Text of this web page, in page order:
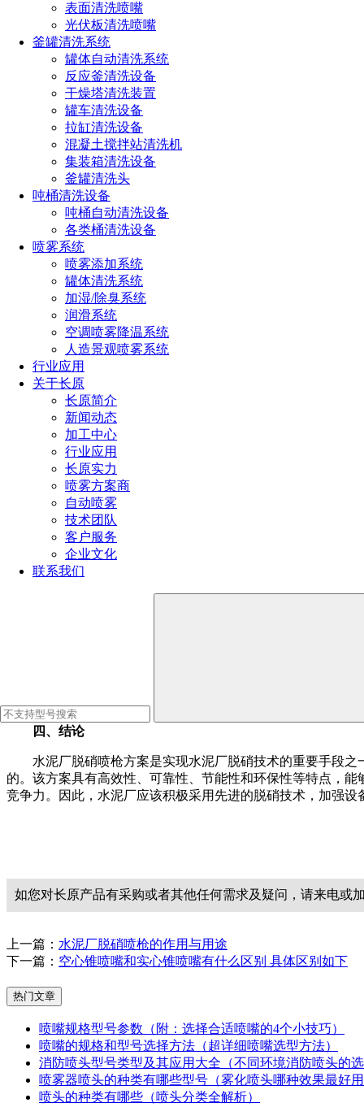
表面清洗喷嘴
光伏板清洗喷嘴
釜罐清洗系统
罐体自动清洗系统
反应釜清洗设备
干燥塔清洗装置
罐车清洗设备
拉缸清洗设备
混凝土搅拌站清洗机
集装箱清洗设备
釜罐清洗头
吨桶清洗设备
吨桶自动清洗设备
各类桶清洗设备
喷雾系统
喷雾添加系统
罐体清洗系统
加湿/除臭系统
润滑系统
空调喷雾降温系统
人造景观喷雾系统
行业应用
关于长原
长原简介
新闻动态
加工中心
行业应用
长原实力
喷雾方案商
自动喷雾
技术团队
客户服务
企业文化
联系我们
二、方案实施
1.设备选型：根据水泥厂的实际生产情况和环保要求，选
2.安装位置：根据烟气的成分和流量，确定喷枪的安装
3.调试与优化：在设备安装完成后，进行调试和优化，
4.维护与保养：定期对喷枪进行检查和维护，确保设备的
三、方案效果
采用水泥厂脱硝喷枪方案后，可以显著提高脱硝效率，
四、结论
水泥厂脱硝喷枪方案是实现水泥厂脱硝技术的重要手段
的。该方案具有高效性、可靠性、节能性和环保性等特点，
竞争力。因此，水泥厂应该积极采用先进的脱硝技术，加强
如您对长原产品有采购或者其他任何需求及疑问，请来电或
上一篇： 水泥厂脱硝喷枪的作用与用途
下一篇： 空心锥喷嘴和实心锥喷嘴有什么区别 具体区别如下
热门文章
喷嘴规格型号参数（附：选择合适喷嘴的4个小技巧）
喷嘴的规格和型号选择方法（超详细喷嘴选型方法）
消防喷头型号类型及其应用大全（不同环境消防喷头的
喷雾器喷头的种类有哪些型号（雾化喷头哪种效果最好
喷头的种类有哪些（喷头分类全解析）